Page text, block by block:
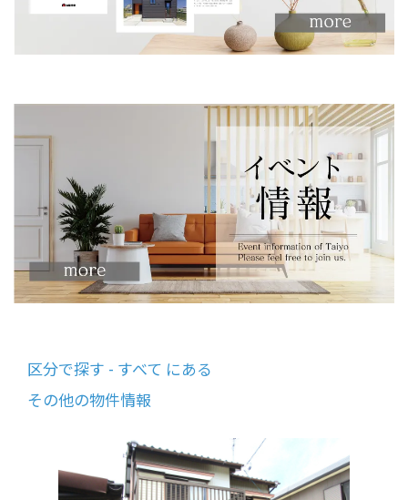
区分で探す - すべて にある
その他の物件情報